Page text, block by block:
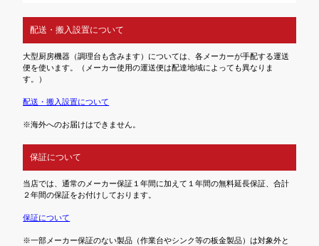
配送・搬入設置について
大型厨房機器（調理台も含みます）については、各メーカーが手配する運送
便を使います。（メーカー使用の運送便は配達地域によっても異なりま
す。）
配送・搬入設置について
※海外へのお届けはできません。
保証について
当店では、通常のメーカー保証１年間に加えて１年間の無料延長保証、合計
２年間の保証をお付けしております。
保証について
※一部メーカー保証のない製品（作業台やシンク等の板金製品）は対象外と